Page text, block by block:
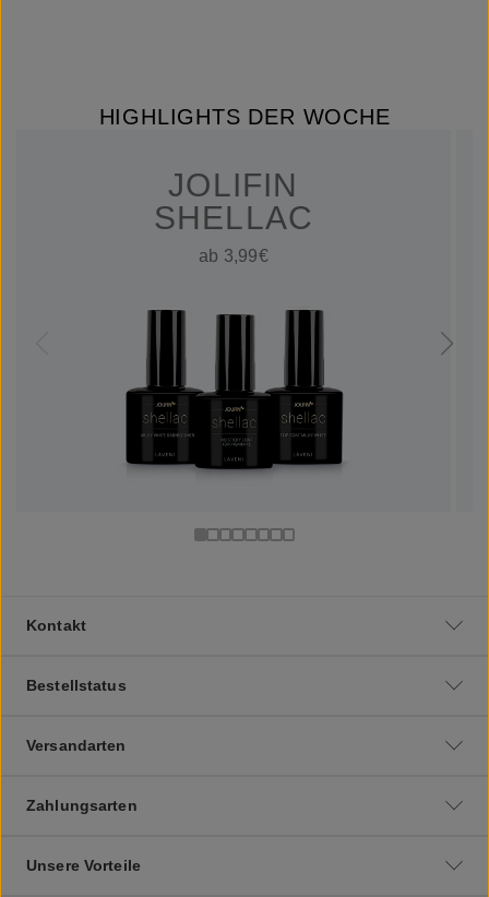
HIGHLIGHTS DER WOCHE
JOLIFIN
SHELLAC
ab 3,99€
Kontakt
Bestellstatus
Versandarten
Zahlungsarten
Unsere Vorteile